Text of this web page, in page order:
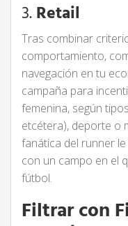
3.Retail
Tras combinar
comportamiento,
navegación en tu
campaña para
femenina, según
etcétera), deporte o
fanática del runner
con un campo en el
fútbol.
Filtrar con